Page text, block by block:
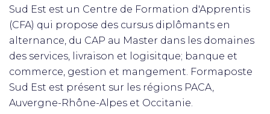
Sud Est est un Centre de Formation d'Apprentis
(CFA) qui propose des cursus diplômants en
alternance, du CAP au Master dans les domaines
des services, livraison et logisitque; banque et
commerce, gestion et mangement. Formaposte
Sud Est est présent sur les régions PACA,
Auvergne-Rhône-Alpes et Occitanie.